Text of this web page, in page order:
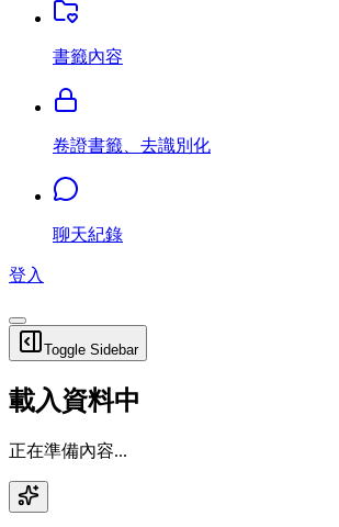
書籤內容
卷證書籤、去識別化
聊天紀錄
登入
Toggle Sidebar
載入資料中
正在準備內容...